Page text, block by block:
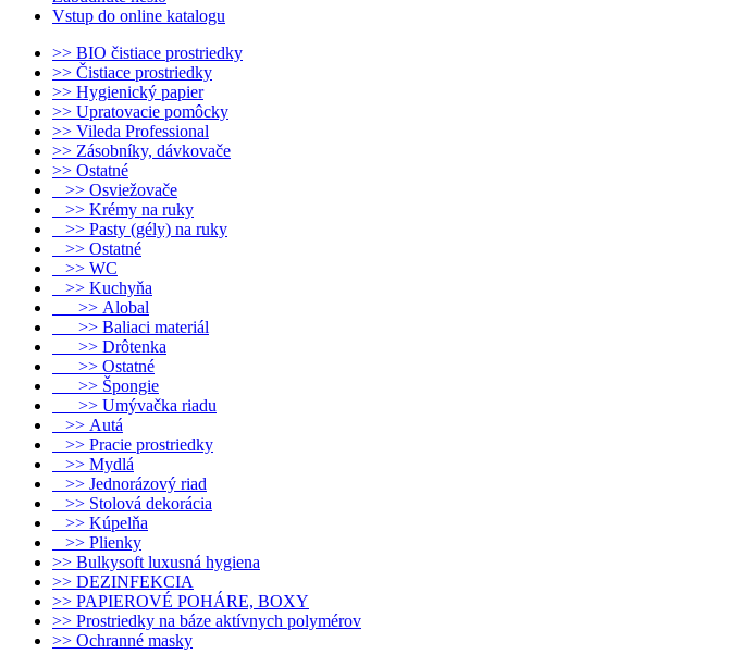
Vstup do online katalogu
>> BIO čistiace prostriedky
>> Čistiace prostriedky
>> Hygienický papier
>> Upratovacie pomôcky
>> Vileda Professional
>> Zásobníky, dávkovače
>> Ostatné
>> Osviežovače
>> Krémy na ruky
>> Pasty (gély) na ruky
>> Ostatné
>> WC
>> Kuchyňa
>> Alobal
>> Baliaci materiál
>> Drôtenka
>> Ostatné
>> Špongie
>> Umývačka riadu
>> Autá
>> Pracie prostriedky
>> Mydlá
>> Jednorázový riad
>> Stolová dekorácia
>> Kúpelňa
>> Plienky
>> Bulkysoft luxusná hygiena
>> DEZINFEKCIA
>> PAPIEROVÉ POHÁRE, BOXY
>> Prostriedky na báze aktívnych polymérov
>> Ochranné masky